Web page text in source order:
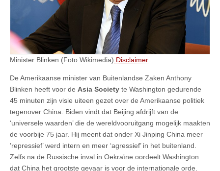
Minister Blinken (Foto Wikimedia) Disclaimer
De Amerikaanse minister van Buitenlandse Zaken Anthony
Blinken heeft voor de Asia Society te Washington gedurende
45 minuten zijn visie uiteen gezet over de Amerikaanse politiek
tegenover China. Biden vindt dat Beijing afdrijft van de
‘universele waarden’ die de wereldvooruitgang mogelijk maakten
de voorbije 75 jaar. Hij meent dat onder Xi Jinping China meer
’repressief’ werd intern en meer ‘agressief’ in het buitenland.
Zelfs na de Russische inval in Oekraïne oordeelt Washington
dat China het grootste gevaar is voor de internationale orde.